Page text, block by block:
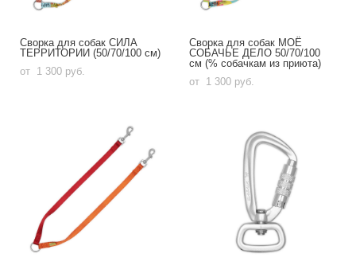
Сворка для собак СИЛА
ТЕРРИТОРИИ (50/70/100 см)
от 1 300 pуб.
Сворка для собак МОЁ
СОБАЧЬЕ ДЕЛО 50/70/100
см (% собачкам из приюта)
от 1 300 pуб.